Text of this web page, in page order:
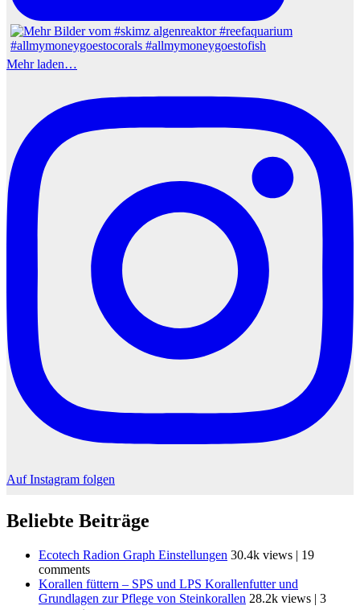
Mehr laden…
Auf Instagram folgen
Beliebte Beiträge
Ecotech Radion Graph Einstellungen 30.4k views | 19
comments
Korallen füttern – SPS und LPS Korallenfutter und
Grundlagen zur Pflege von Steinkorallen 28.2k views | 3